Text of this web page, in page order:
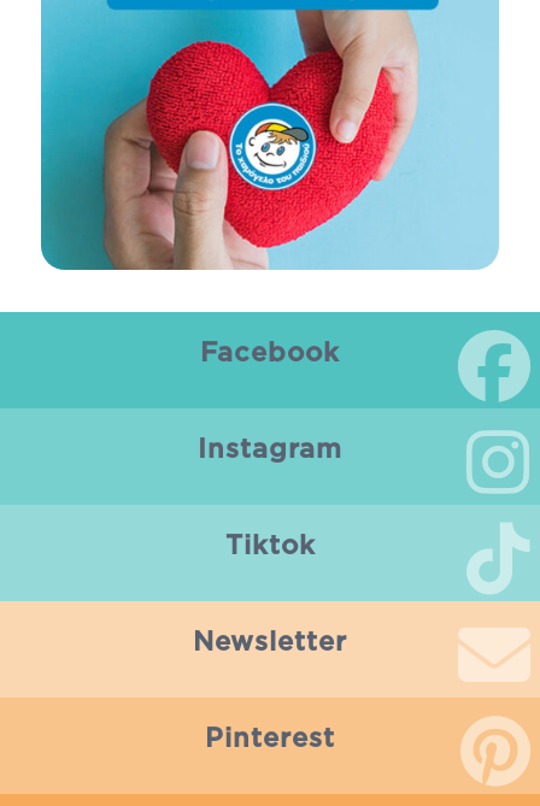
Facebook
Instagram
Tiktok
Newsletter
Pinterest